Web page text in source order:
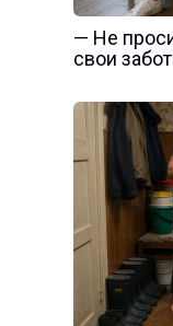
— Не
свои